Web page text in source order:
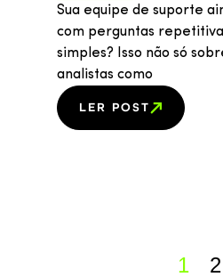
Sua equipe de suporte
com perguntas
simples? Isso não só
analistas como
LER POST
1 2